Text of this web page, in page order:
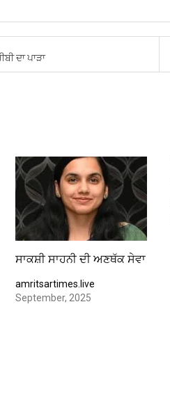
ke
dI
n
ail ar
ਦਾ ਪਾੜਾ
ਸਾਕਸ਼ੀ ਸਾਹਨੀ ਦੀ ਅਣਥੱਕ ਸੇਵਾ
amritsartimes.live
September, 2025